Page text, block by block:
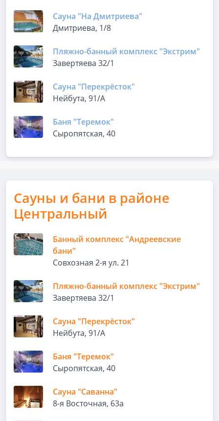
Сауна "На Дмитриева"
Дмитриева, 1/8
Пляжно-банный комплекс "Экстрим"
Завертяева 32/1
Сауна "Перекрёсток"
Нейбута, 91/А
Баня "Теремок"
Сыропятская, 40
Сауны и бани в районе
Центральный
Банный комплекс "Андреевские
бани"
Совхозная 2-я ул. 21
Пляжно-банный комплекс "Экстрим"
Завертяева 32/1
Сауна "Перекрёсток"
Нейбута, 91/А
Баня "Теремок"
Сыропятская, 40
Сауна "Саванна"
8-я Восточная, 63а